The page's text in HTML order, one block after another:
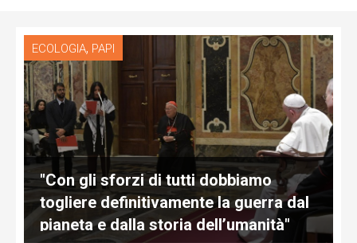
ECOLOGIA, PAPI
"Con gli sforzi di tutti dobbiamo
togliere definitivamente la guerra dal
pianeta e dalla storia dell’umanità"